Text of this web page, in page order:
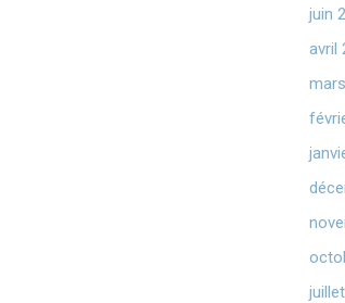
juin
avril